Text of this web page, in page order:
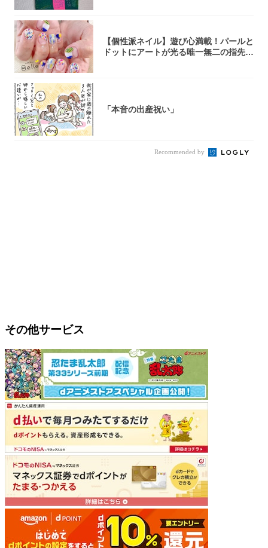
【個性派ネイル】遊び心満載！パールと
ドットにアートが光る唯一無二の指先が
「本音の出産祝い」
Recommended by
その他サービス